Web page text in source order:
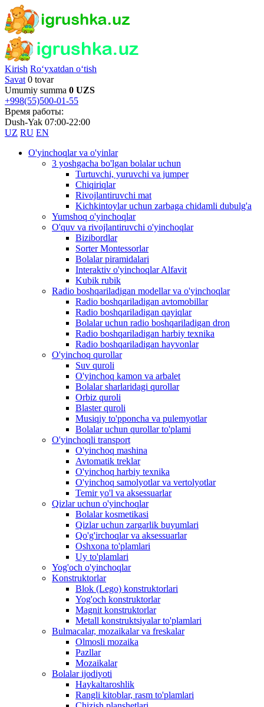
Kirish Ro‘yxatdan o‘tish
Savat 0 tovar
Umumiy summa 0 UZS
+998(55)500-01-55
Время работы:
Dush-Yak 07:00-22:00
UZ RU EN
O'yinchoqlar va o'yinlar
3 yoshgacha bo'lgan bolalar uchun
Turtuvchi, yuruvchi va jumper
Chiqiriqlar
Rivojlantiruvchi mat
Kichkintoylar uchun zarbaga chidamli dubulg'a
Yumshoq o'yinchoqlar
O'quv va rivojlantiruvchi o'yinchoqlar
Bizibordlar
Sorter Montessorlar
Bolalar piramidalari
Interaktiv o'yinchoqlar Alfavit
Kubik rubik
Radio boshqariladigan modellar va o'yinchoqlar
Radio boshqariladigan avtomobillar
Radio boshqariladigan qayiqlar
Bolalar uchun radio boshqariladigan dron
Radio boshqariladigan harbiy texnika
Radio boshqariladigan hayvonlar
O'yinchoq qurollar
Suv quroli
O'yinchoq kamon va arbalet
Bolalar sharlaridagi qurollar
Orbiz quroli
Blaster quroli
Musiqiy to'pponcha va pulemyotlar
Bolalar uchun qurollar to'plami
O'yinchoqli transport
O'yinchoq mashina
Avtomatik treklar
O'yinchoq harbiy texnika
O'yinchoq samolyotlar va vertolyotlar
Temir yo'l va aksessuarlar
Qizlar uchun o'yinchoqlar
Bolalar kosmetikasi
Qizlar uchun zargarlik buyumlari
Qo'g'irchoqlar va aksessuarlar
Oshxona to'plamlari
Uy to'plamlari
Yog'och o'yinchoqlar
Konstruktorlar
Blok (Lego) konstruktorlari
Yog'och konstruktorlar
Magnit konstruktorlar
Metall konstruktsiyalar to'plamlari
Bulmacalar, mozaikalar va freskalar
Olmosli mozaika
Pazllar
Mozaikalar
Bolalar ijodiyoti
Haykaltaroshlik
Rangli kitoblar, rasm to'plamlari